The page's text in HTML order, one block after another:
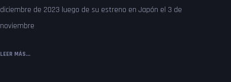
diciembre de 2023 luego de su estreno en Japón el 3 de
noviembre
LEER MÁS...